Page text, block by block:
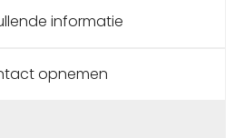
informatie
opnemen